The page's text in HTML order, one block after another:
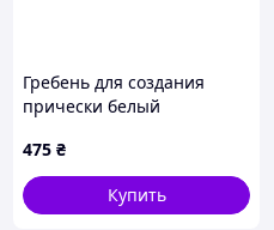
Гребень для создания
прически белый
475 ₴
Купить